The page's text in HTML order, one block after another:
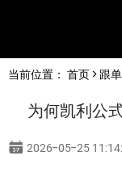
English
当前位置： 首页> 跟
为何凯利公
2026-05-25